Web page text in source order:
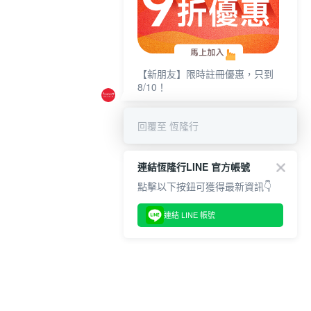
【新朋友】限時註冊優惠，只到
8/10！
回覆至 恆隆行
連結恆隆行LINE 官方帳號
點擊以下按鈕可獲得最新資訊👇
連結 LINE 帳號